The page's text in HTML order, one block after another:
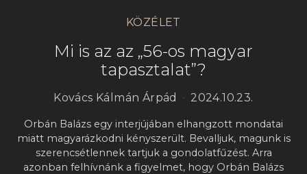
KÖZÉLET
Mi is az az „56-os magyar
tapasztalat”?
Kovács Kálmán Árpád 2024.10.23.
Orbán Balázs egy interjújában elhangzott mondatai
miatt magyarázkodni kényszerült. Bevalljuk, magunk is
szerencsétlennek tartjuk a gondolatfűzést. Arra
azonban felhívnánk a figyelmet, hogy Orbán Balázs